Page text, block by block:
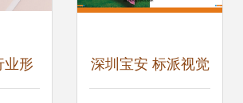
业形 深圳宝安 标派视觉